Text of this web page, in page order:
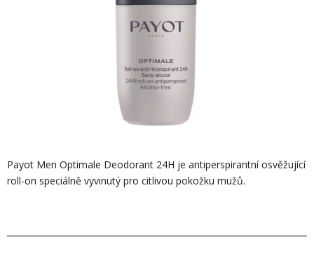
Payot Men Optimale Deodorant 24H je antiperspirantní osvěžující
roll-on speciálně vyvinutý pro citlivou pokožku mužů.